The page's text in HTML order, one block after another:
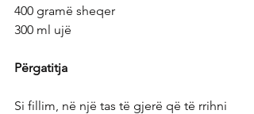
400 gramë sheqer
300 ml ujë
Përgatitja
Si fillim, në një tas të gjerë që të rrihni